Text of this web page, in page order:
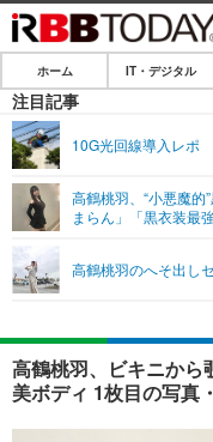
ホーム
IT・デジタル
ネタ
ショッピング
SPEED TEST
エンタメ
エンタメTOP
音楽
ライフ
ライフTOP
ペット
その他
リリース一覧
プッシュ通知の停止方法
ホーム IT・デジタル
注目記事
10G光回線導入レポ
高鶴桃羽、“小悪魔的
まらん」「黒衣装最強
高鶴桃羽のへそ出し
高鶴桃羽、ビキニから
美ボディ 1枚目の写真